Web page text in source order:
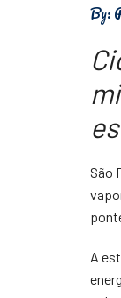
By:
São
A